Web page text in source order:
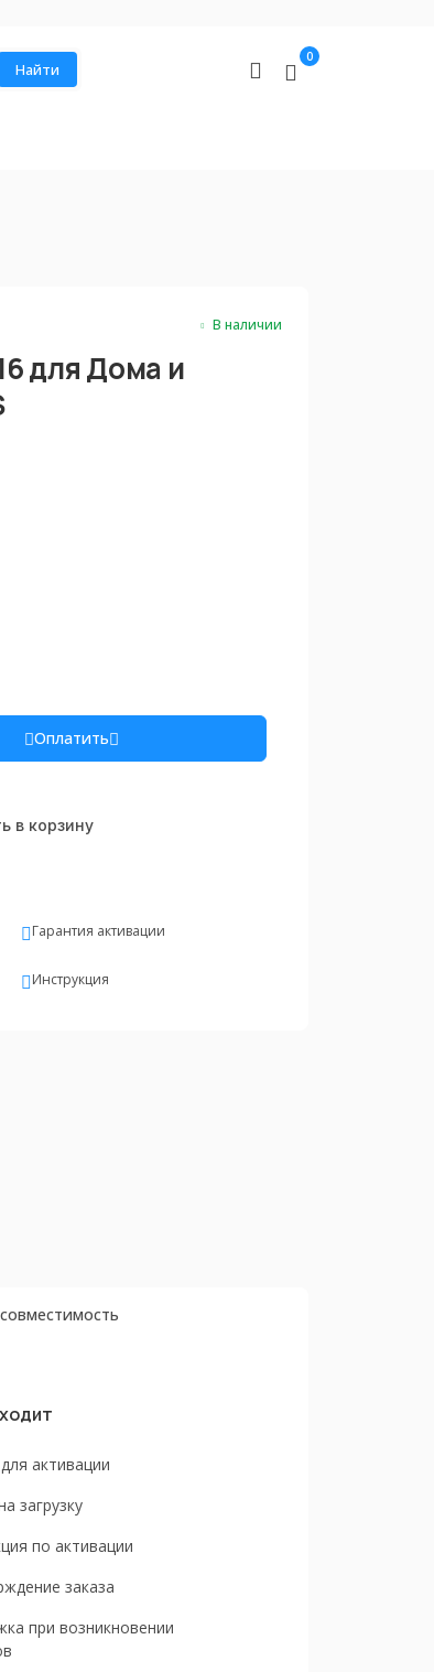
Найти
0
В наличии
для Дома и
Оплатить
в корзину
Гарантия активации
Инструкция
активации
загрузку
по активации
заказа
при возникновении